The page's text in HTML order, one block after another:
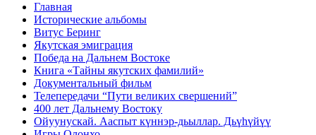
Главная
Исторические альбомы
Витус Беринг
Якутская эмиграция
Победа на Дальнем Востоке
Книга «Тайны якутских фамилий»
Документальный фильм
Телепередачи “Пути великих свершений”
400 лет Дальнему Востоку
Ойуунускай. Ааспыт күннэр-дьыллар. Дьүһүйүү